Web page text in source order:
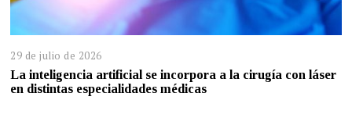
29 de julio de 2026
La inteligencia artificial se incorpora a la cirugía con láser
en distintas especialidades médicas